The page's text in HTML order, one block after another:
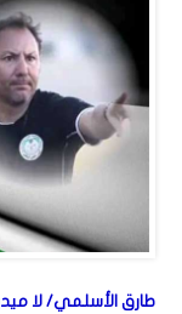
طارق الأسلمي/ لا